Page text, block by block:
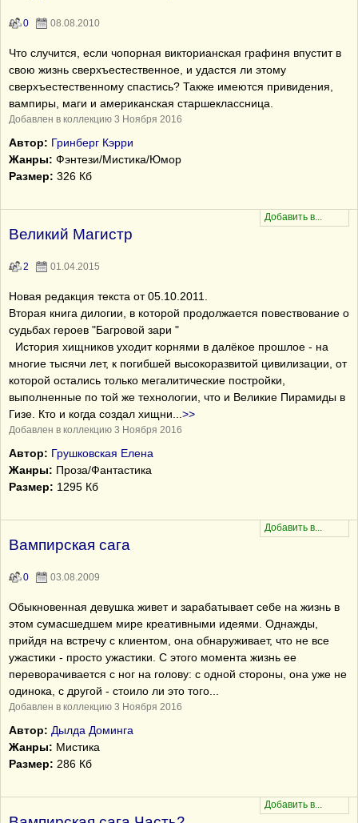
0 08.08.2010
Что случится, если чопорная викторианская графиня впустит в
свою жизнь сверхъестественное, и удастся ли этому
сверхъестественному спастись? Также имеются привидения,
вампиры, маги и американская старшеклассница.
Добавлен в коллекцию 3 Ноября 2016
Автор: Гринберг Кэрри
Жанры: Фэнтези/Мистика/Юмор
Размер: 326 Кб
Великий Магистр
2 01.04.2015
Новая редакция текста от 05.10.2011.
Вторая книга дилогии, в которой продолжается повествование о
судьбах героев "Багровой зари "
История хищников уходит корнями в далёкое прошлое - на
многие тысячи лет, к погибшей высокоразвитой цивилизации, от
которой остались только мегалитические постройки,
выполненные по той же технологии, что и Великие Пирамиды в
Гизе. Кто и когда создал хищни
>>
Добавлен в коллекцию 3 Ноября 2016
Автор: Грушковская Елена
Жанры: Проза/Фантастика
Размер: 1295 Кб
Вампирская сага
0 03.08.2009
Обыкновенная девушка живет и зарабатывает себе на жизнь в
этом сумасшедшем мире креативными идеями. Однажды,
прийдя на встречу с клиентом, она обнаруживает, что не все
ужастики - просто ужастики. С этого момента жизнь ее
переворачивается с ног на голову: с одной стороны, она уже не
одинока, с другой - стоило ли это того...
Добавлен в коллекцию 3 Ноября 2016
Автор: Дылда Доминга
Жанры: Мистика
Размер: 286 Кб